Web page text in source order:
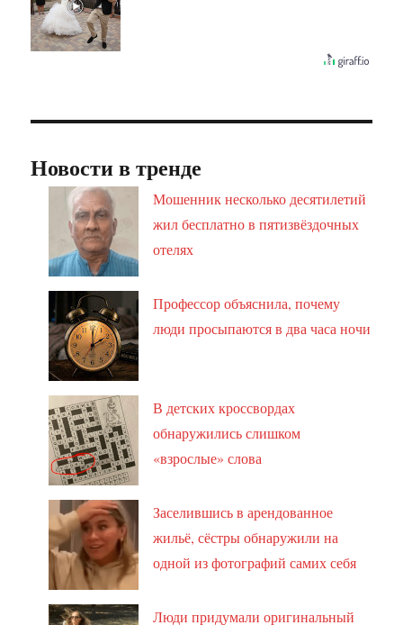
Новости в тренде
Мошенник несколько десятилетий
жил бесплатно в пятизвёздочных
отелях
Профессор объяснила, почему
люди просыпаются в два часа ночи
В детских кроссвордах
обнаружились слишком
«взрослые» слова
Заселившись в арендованное
жильё, сёстры обнаружили на
одной из фотографий самих себя
Люди придумали оригинальный